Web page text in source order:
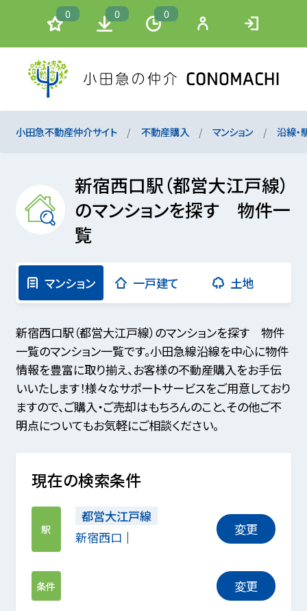
0 0 0
小田急不動産仲介サイト 不動産購入 マンション 沿線・
新宿西口駅（都営大江戸線）
のマンションを探す 物件一
覧
マンション 一戸建て 土地
新宿西口駅（都営大江戸線）のマンションを探す 物件
一覧のマンション一覧です。小田急線沿線を中心に物件
情報を豊富に取り揃え、お客様の不動産購入をお手伝
いいたします！様々なサポートサービスをご用意しており
ますので、ご購入・ご売却はもちろんのこと、その他ご不
明点についてもお気軽にご相談ください。
現在の検索条件
駅
都営大江戸線
新宿西口
変更
条件 変更